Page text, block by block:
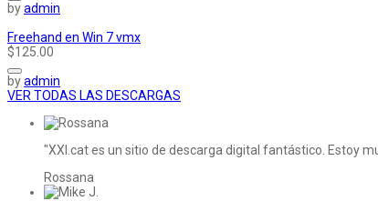
byadmin
Freehand en Win 7 vmx
$125.00
byadmin
VER TODAS LAS DESCARGAS
"XXI.cat es un sitio de descarga digital fantástico. Estoy
Rossana